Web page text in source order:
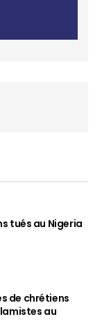
tués au Nigeria
de chrétiens
au